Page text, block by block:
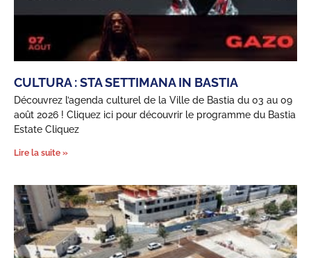
CULTURA : STA SETTIMANA IN BASTIA
Découvrez l’agenda culturel de la Ville de Bastia du 03 au 09
août 2026 ! Cliquez ici pour découvrir le programme du Bastia
Estate Cliquez
Lire la suite »